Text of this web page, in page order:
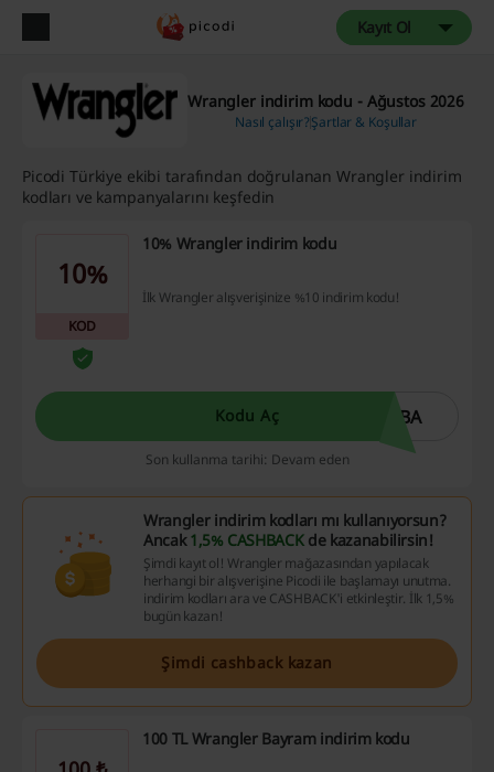
Kayıt Ol
Wrangler indirim kodu - Ağustos 2026
Nasıl çalışır?Şartlar & Koşullar
Picodi Türkiye ekibi tarafından doğrulanan Wrangler indirim
kodları ve kampanyalarını keşfedin
10%
KOD
10% Wrangler indirim kodu
İlk Wrangler alışverişinize %10 indirim kodu!
Kodu Aç ABA
Son kullanma tarihi: Devam eden
Wrangler indirim kodları mı kullanıyorsun?
Ancak1,5% CASHBACKde kazanabilirsin!
Şimdi kayıt ol! Wrangler mağazasından yapılacak
herhangi bir alışverişine Picodi ile başlamayı unutma.
indirim kodları ara ve CASHBACK'i etkinleştir. İlk 1,5%
bugün kazan!
Şimdi cashback kazan
100 TL Wrangler Bayram indirim kodu